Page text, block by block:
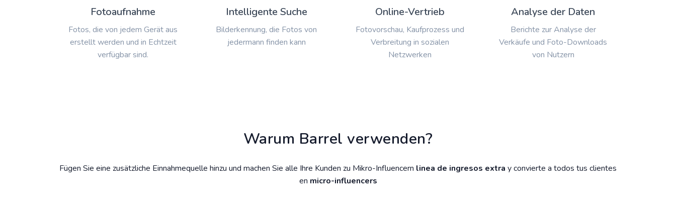
Fotoaufnahme
Fotos, die von jedem Gerät aus
erstellt werden und in Echtzeit
verfügbar sind.
Intelligente Suche
Bilderkennung, die Fotos von
jedermann finden kann
Online-Vertrieb
Fotovorschau, Kaufprozess und
Verbreitung in sozialen
Netzwerken
Analyse der Daten
Berichte zur Analyse der
Verkäufe und Foto-Downloads
von Nutzern
Warum Barrel verwenden?
Fügen Sie eine zusätzliche Einnahmequelle hinzu und machen Sie alle Ihre Kunden zu Mikro-Influencern linea de ingresos extra y convierte a todos tus clientes
en micro-influencers